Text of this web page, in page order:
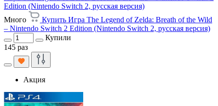
Edition (Nintendo Switch 2, русская версия)
Много
Купить Игра The Legend of Zelda: Breath of the Wild
– Nintendo Switch 2 Edition (Nintendo Switch 2, русская версия)
Купили
145 раз
Акция